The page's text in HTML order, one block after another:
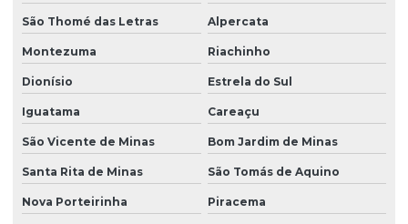
São Thomé das Letras Alpercata
Montezuma Riachinho
Dionísio Estrela do Sul
Iguatama Careaçu
São Vicente de Minas Bom Jardim de Minas
Santa Rita de Minas São Tomás de Aquino
Nova Porteirinha Piracema